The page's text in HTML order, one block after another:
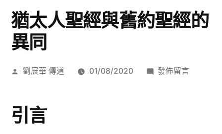
猶太人聖經與舊約聖經的
異同
作
劉展華 傳道 01/08/2020
在
發佈留言
引言